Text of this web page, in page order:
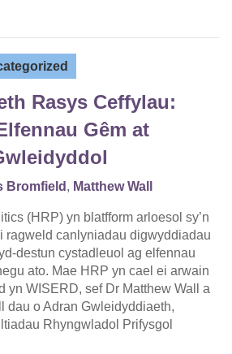
Rasys Ceffylau:
Gêm at
Bromfield , Matthew Wall
(HRP) yn blatfform arloesol sy’n
ragweld canlyniadau digwyddiadau
destun cystadleuol ag elfennau
ato. Mae HRP yn cael ei arwain
yn WISERD, sef Dr Matthew Wall a
dau o Adran Gwleidyddiaeth,
Rhyngwladol Prifysgol